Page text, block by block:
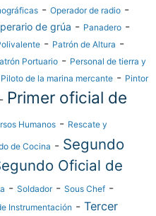
- Operador de radio -
de grúa - Panadero -
- Patrón de Altura -
Portuario - Personal de tierra y
Piloto de la marina mercante - Pintor
- Primer oficial de
Humanos - Rescate y
de Cocina - Segundo
Oficial de
- Soldador- Sous Chef -
Instrumentación - Tercer